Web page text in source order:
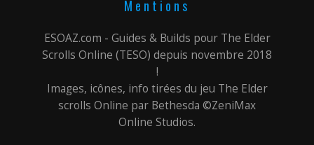
Mentions
ESOAZ.com - Guides & Builds pour The Elder
Scrolls Online (TESO) depuis novembre 2018
!
Images, icônes, info tirées du jeu The Elder
scrolls Online par Bethesda ©ZeniMax
Online Studios.